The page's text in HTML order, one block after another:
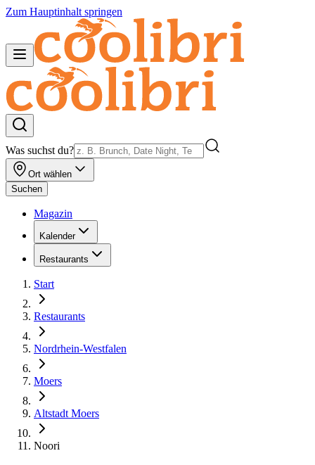
Zum Hauptinhalt springen
Was suchst du?
Ort wählen
Suchen
Magazin
Kalender
Restaurants
Start
Restaurants
Nordrhein-Westfalen
Moers
Altstadt Moers
Noori